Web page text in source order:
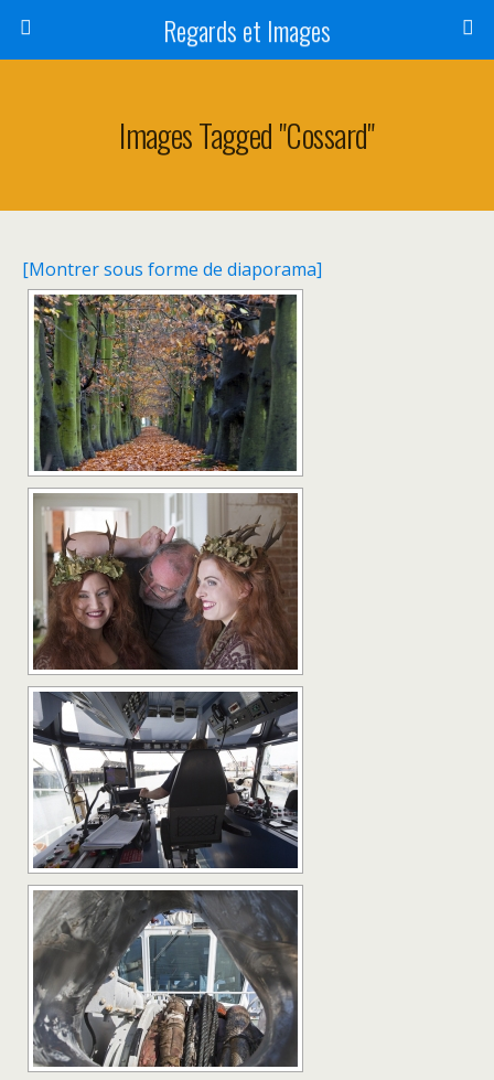
Regards et Images
Images Tagged "cossard"
[Montrer sous forme de diaporama]